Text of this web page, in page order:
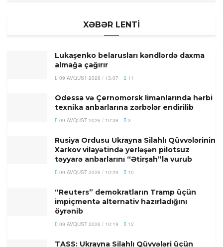
XƏBƏR LENTİ
Lukaşenko belarusları kəndlərdə daxma
almağa çağırır
09 AVQUST 2026 / 13:07 11
Odessa və Çernomorsk limanlarında hərbi
texnika anbarlarına zərbələr endirilib
09 AVQUST 2026 / 10:38 3
Rusiya Ordusu Ukrayna Silahlı Qüvvələrinin
Xarkov vilayətində yerləşən pilotsuz
təyyarə anbarlarını “Ətirşah”la vurub
09 AVQUST 2026 / 10:29 10
“Reuters” demokratların Tramp üçün
impiçmentə alternativ hazırladığını
öyrənib
09 AVQUST 2026 / 10:19 12
TASS: Ukrayna Silahlı Qüvvələri üçün